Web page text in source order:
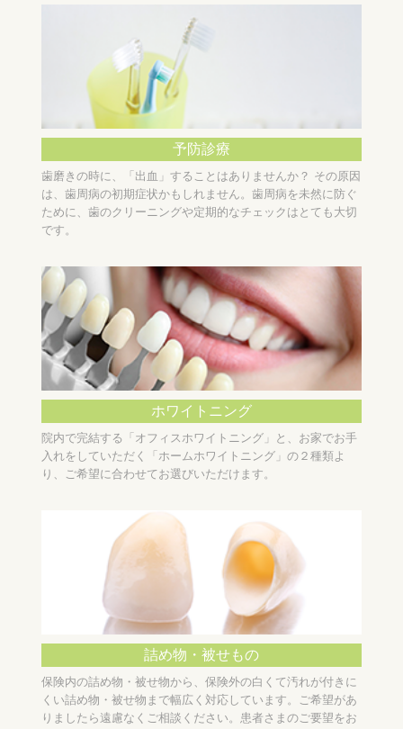
予防診療
歯磨きの時に、「出血」することはありませんか？ その原因
は、歯周病の初期症状かもしれません。歯周病を未然に防ぐ
ために、歯のクリーニングや定期的なチェックはとても大切
です。
ホワイトニング
院内で完結する「オフィスホワイトニング」と、お家でお手
入れをしていただく「ホームホワイトニング」の２種類よ
り、ご希望に合わせてお選びいただけます。
詰め物・被せもの
保険内の詰め物・被せ物から、保険外の白くて汚れが付きに
くい詰め物・被せ物まで幅広く対応しています。ご希望があ
りましたら遠慮なくご相談ください。患者さまのご要望をお